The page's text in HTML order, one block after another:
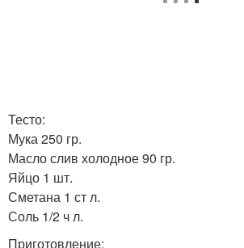
Тесто:
Мука 250 гр.
Масло слив холодное 90 гр.
Яйцо 1 шт.
Сметана 1 ст л.
Соль 1/2 ч л.
Приготовление: